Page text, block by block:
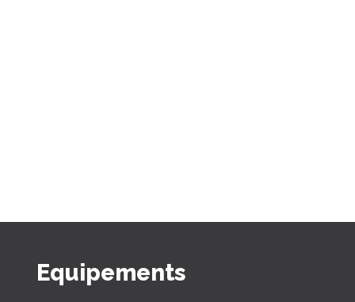
personne n'est autorisé à inviter qui que ce
soit. Si vous ne le respectez pas, vous devez
Equipements